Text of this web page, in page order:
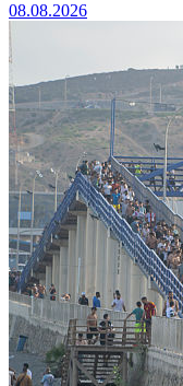
08.08.2026